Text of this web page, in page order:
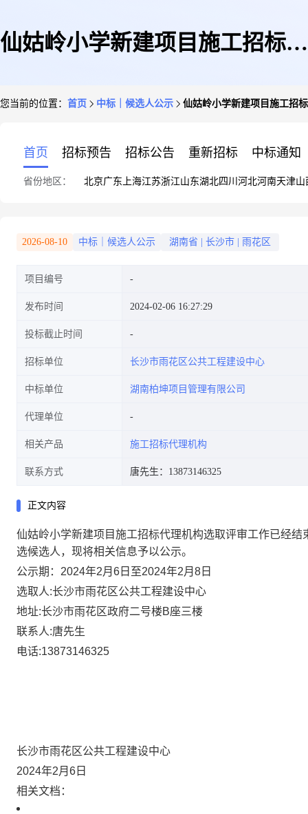
仙姑岭小学新建项目施工招标代
您当前的位置： 首页 中标｜候选人公示 仙姑岭小学新建项目施工招
首页 招标预告 招标公告 重新招标 中标通知
省份地区： 北京广东 上海江苏浙江山东湖北四川 河北河南天津山
2026-08-10 中标｜候选人公示 湖南省 长沙市 雨花区
项目编号
发布时间 2024-02-06 16:27:29
投标截止时间
招标单位 长沙市雨花区公共工程建设中心
中标单位 湖南柏坤项目管理有限公司
代理单位
相关产品 施工招标代理机构
联系方式 唐先生：13873146325
正文内容
仙姑岭小学新建项目施工招标代理机构选取评审工作已经
选候选人，现将相关信息予以公示。
公示期：2024年2月6日至2024年2月8日
选取人:长沙市雨花区公共工程建设中心
地址:长沙市雨花区政府二号楼B座三楼
联系人:唐先生
电话:13873146325
长沙市雨花区公共工程建设中心
2024年2月6日
相关文档：